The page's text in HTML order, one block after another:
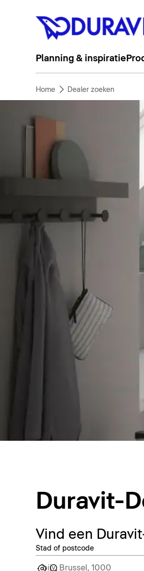
Planning & inspiratie
Home Dealer zoeken
Duravit-
Vind een
Stad of postcode